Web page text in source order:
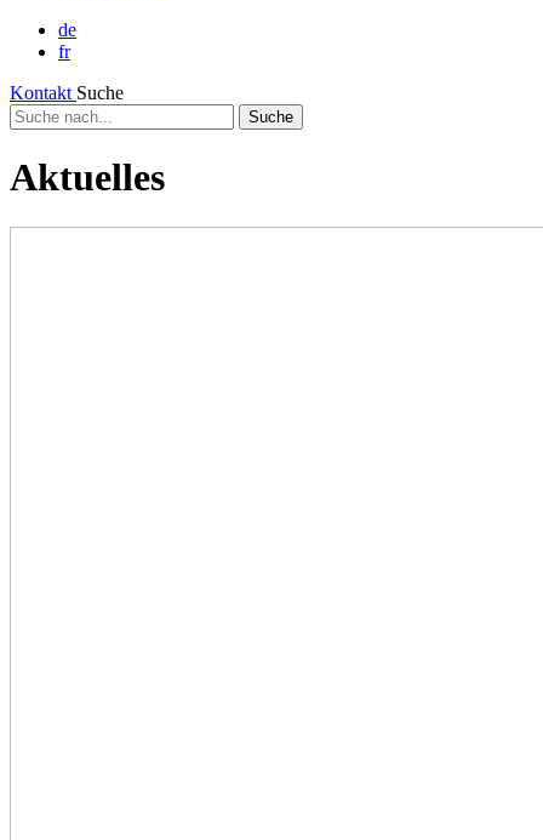
de
fr
Kontakt Suche
Suche
nach...
Aktuelles